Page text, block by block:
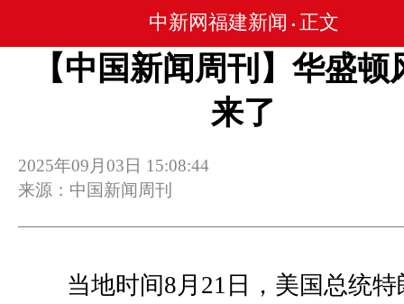
中新网福建新闻 • 正文
【中国新闻周刊】华盛顿
来了
2025年09月03日 15:08:44
来源：中国新闻周刊
当地时间8月21日，美国总统特